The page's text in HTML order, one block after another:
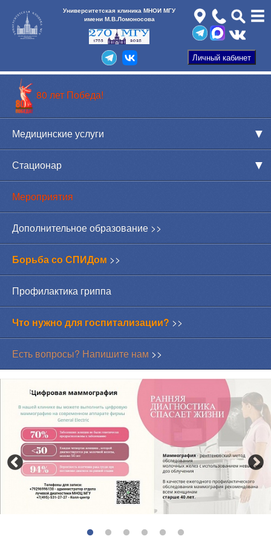
Университетская клиника МНОИ МГУ
имени М.В.Ломоносова
80 лет Победа!
Медицинские услуги
Стационар
Мероприятия
Дополнительное образование >>
Борьба со СПИДом >>
Профилактика гриппа
Что нужно для госпитализации? >>
Есть вопросы? Напишите нам >>